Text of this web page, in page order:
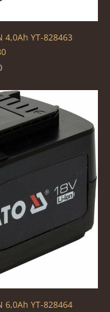
4,0Ah YT-828463
6,0Ah YT-828464